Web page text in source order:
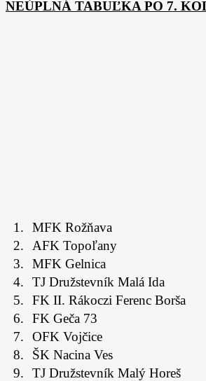
NEÚPLNÁ TABUĽKA PO 7.
1. MFK Rožňava
2.
AFK Topoľany
3.
MFK Gelnica
4.
TJ Družstevník Malá Ida
5.
FK II. Rákoczi Ferenc Borša
6.
FK Geča 73
7.
OFK Vojčice
8.
ŠK Nacina Ves
9.
TJ Družstevník Malý Horeš